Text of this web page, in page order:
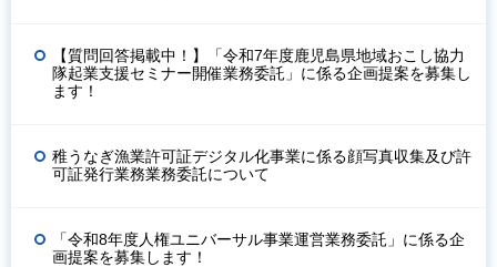
【質問回答掲載中！】「令和7年度鹿児島県地域おこし協力
隊起業支援セミナー開催業務委託」に係る企画提案を募集し
ます！
稚うなぎ漁業許可証デジタル化事業に係る顔写真収集及び許
可証発行業務業務委託について
「令和8年度人権ユニバーサル事業運営業務委託」に係る企
画提案を募集します！